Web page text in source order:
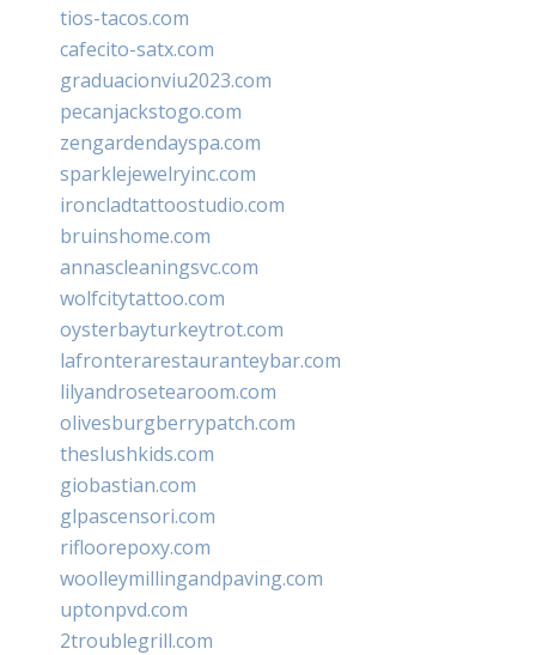
tios-tacos.com
cafecito-satx.com
graduacionviu2023.com
pecanjackstogo.com
zengardendayspa.com
sparklejewelryinc.com
ironcladtattoostudio.com
bruinshome.com
annascleaningsvc.com
wolfcitytattoo.com
oysterbayturkeytrot.com
lafronterarestauranteybar.com
lilyandrosetearoom.com
olivesburgberrypatch.com
theslushkids.com
giobastian.com
glpascensori.com
rifloorepoxy.com
woolleymillingandpaving.com
uptonpvd.com
2troublegrill.com